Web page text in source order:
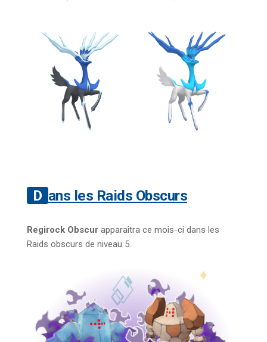
Dans les Raids Obscurs
Regirock Obscur apparaîtra ce mois-ci dans les
Raids obscurs de niveau 5.